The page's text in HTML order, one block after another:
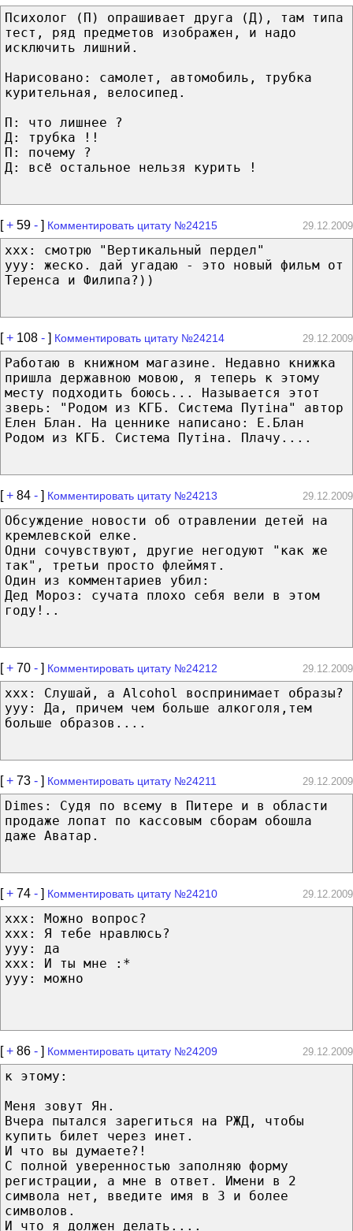
Психолог (П) опрашивает друга (Д), там типа
тест, ряд предметов изображен, и надо
исключить лишний.
Нарисовано: самолет, автомобиль, трубка
курительная, велосипед.
П: что лишнее ?
Д: трубка !!
П: почему ?
Д: всё остальное нельзя курить !
[+ 59 - ] Комментировать цитату №24215 29.12.2009
ххх: смотрю "Вертикальный пердел"
ууу: жеско. дай угадаю - это новый фильм от
Теренса и Филипа?))
[+ 108 - ] Комментировать цитату №24214 29.12.2009
Работаю в книжном магазине. Недавно книжка
пришла державною мовою, я теперь к этому
месту подходить боюсь... Называется этот
зверь: "Родом из КГБ. Система Путіна" автор
Елен Блан. На ценнике написано: Е.Блан
Родом из КГБ. Система Путіна. Плачу....
[+ 84 - ] Комментировать цитату №24213 29.12.2009
Обсуждение новости об отравлении детей на
кремлевской елке.
Одни сочувствуют, другие негодуют "как же
так", третьи просто флеймят.
Один из комментариев убил:
Дед Мороз: сучата плохо себя вели в этом
году!..
[+ 70 - ] Комментировать цитату №24212 29.12.2009
xxx: Слушай, а Alcohol воспринимает образы?
ууу: Да, причем чем больше алкоголя,тем
больше образов....
[+ 73 - ] Комментировать цитату №24211 29.12.2009
Dimes: Судя по всему в Питере и в области
продаже лопат по кассовым сборам обошла
даже Аватар.
[+ 74 - ] Комментировать цитату №24210 29.12.2009
xxx: Можно вопрос?
ххх: Я тебе нравлюсь?
ууу: да
ххх: И ты мне :*
ууу: можно
[+ 86 - ] Комментировать цитату №24209 29.12.2009
к этому:
Меня зовут Ян.
Вчера пытался зарегиться на РЖД, чтобы
купить билет через инет.
И что вы думаете?!
С полной уверенностью заполняю форму
регистрации, а мне в ответ. Имени в 2
символа нет, введите имя в 3 и более
символов.
И что я должен делать....